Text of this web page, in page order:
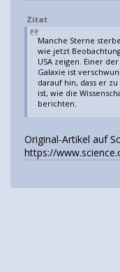
Zitat
Manche Sterne
wie jetzt
USA zeigen. Einer
Galaxie ist
darauf hin, dass er
ist, wie die
berichten.
Original-Artikel auf
https://